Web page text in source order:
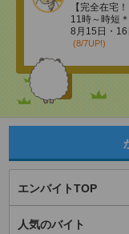
【完全在宅
11時～時短
8月15日・
(8/7UP!)
エンバイトTOP
人気のバイト